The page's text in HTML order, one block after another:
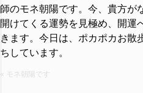
師のモネ朝陽です。今、貴方が
開けてくる運勢を見極め、開運
きます。今日は、ポカポカお散
ちしています。
« モネ朝陽です